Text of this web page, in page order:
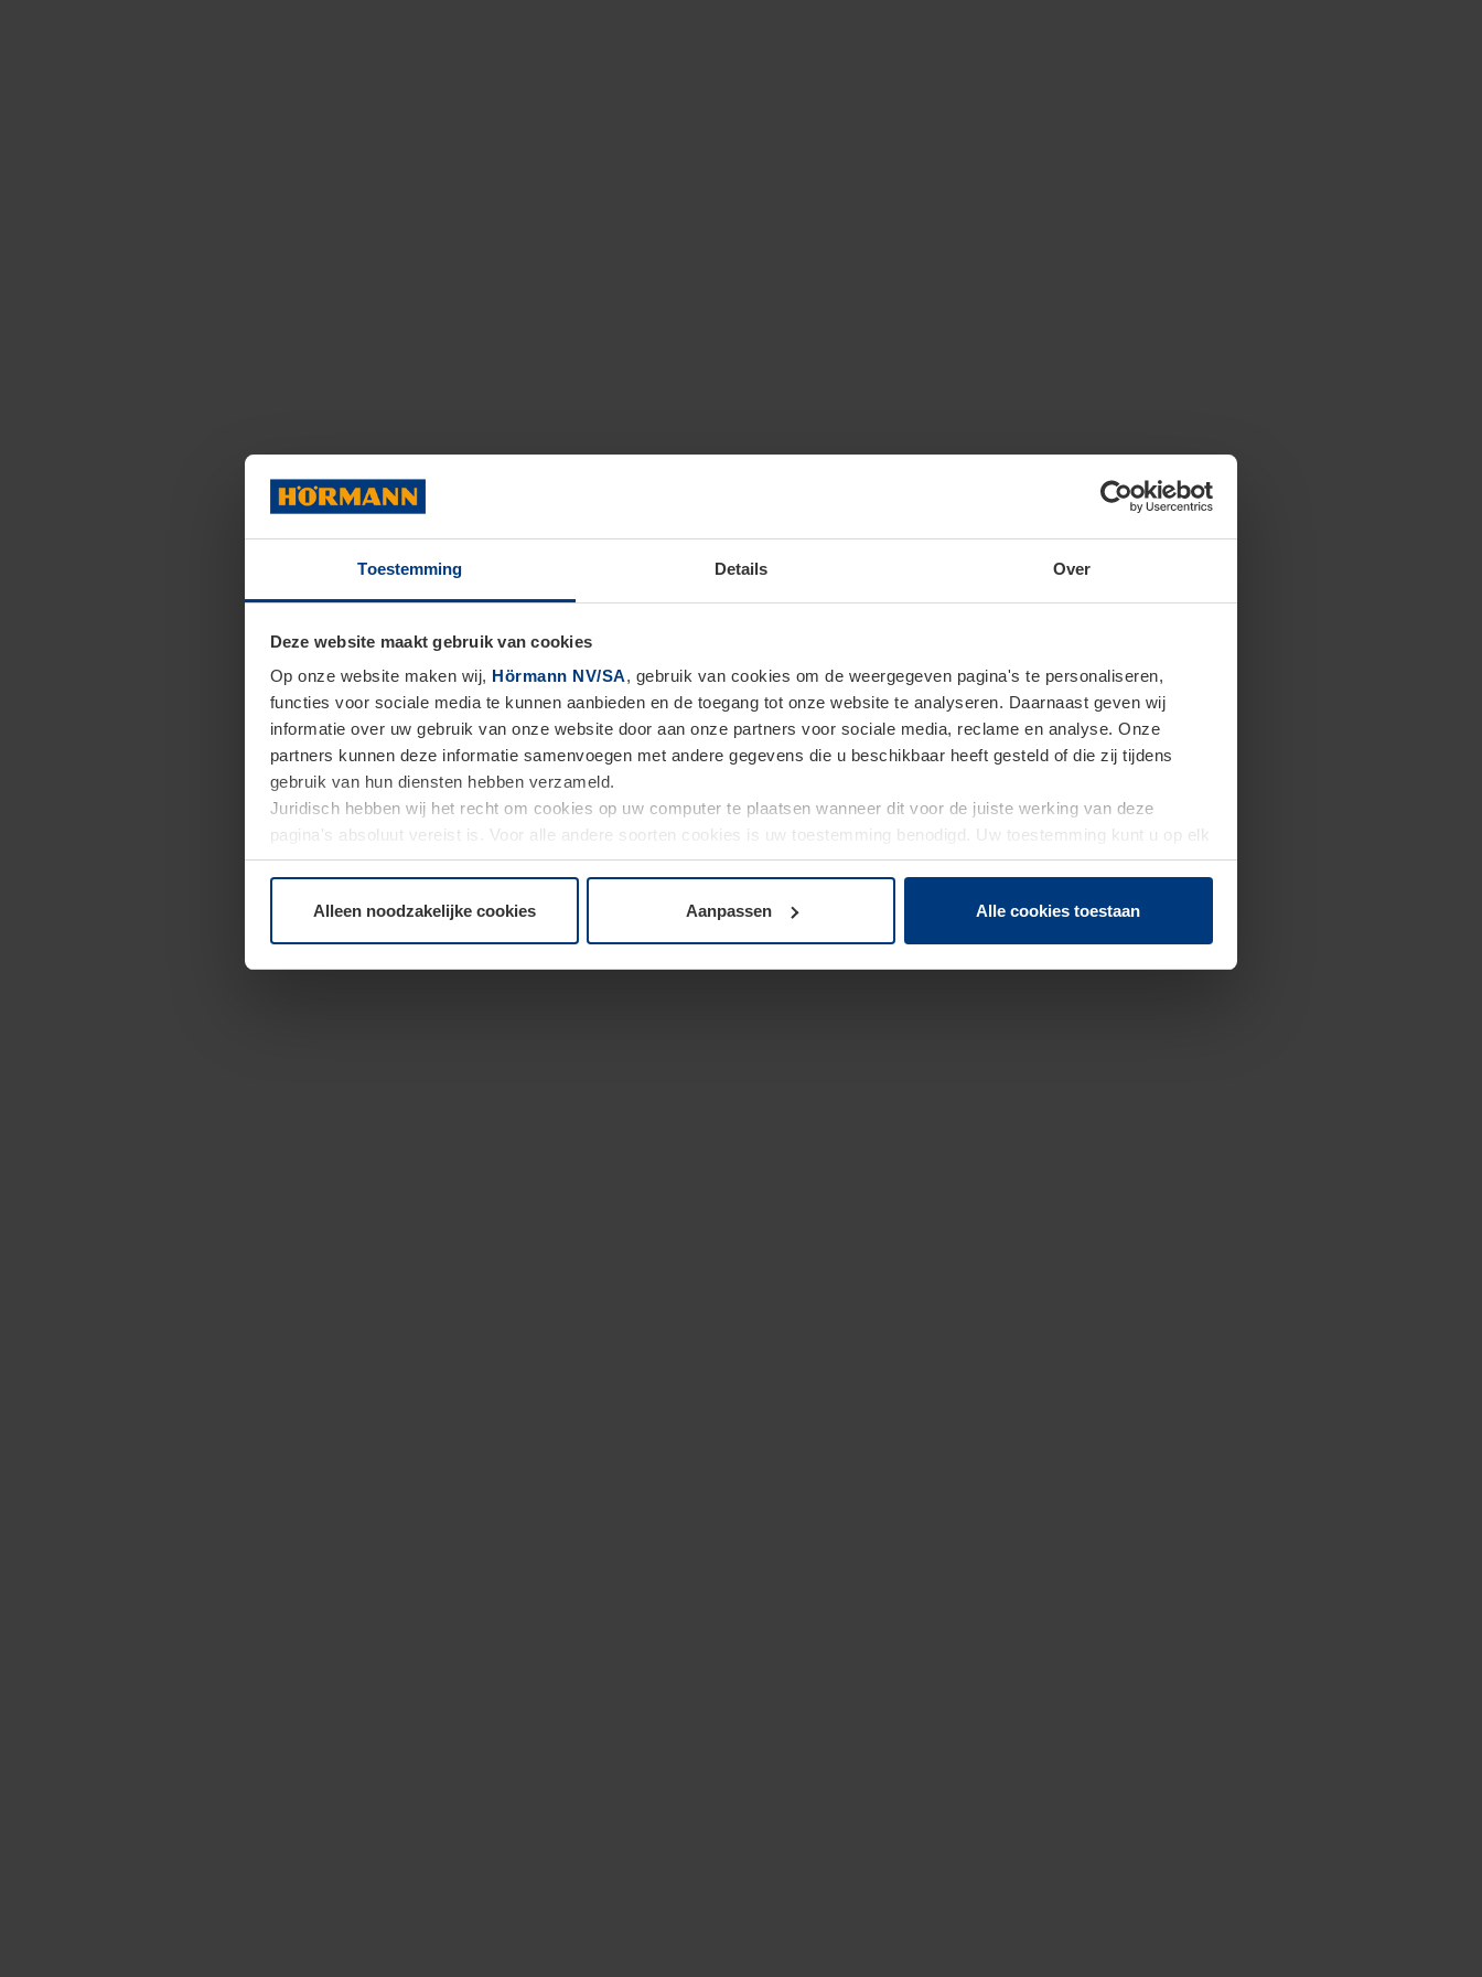
Toestemming Details Over
Deze website maakt gebruik van cookies
Op onze website maken wij, Hörmann NV/SA, gebruik van cookies om de weergegeven pagina's te personaliseren,
functies voor sociale media te kunnen aanbieden en de toegang tot onze website te analyseren. Daarnaast geven wij
informatie over uw gebruik van onze website door aan onze partners voor sociale media, reclame en analyse. Onze
partners kunnen deze informatie samenvoegen met andere gegevens die u beschikbaar heeft gesteld of die zij tijdens
gebruik van hun diensten hebben verzameld.
Juridisch hebben wij het recht om cookies op uw computer te plaatsen wanneer dit voor de juiste werking van deze
pagina's absoluut vereist is. Voor alle andere soorten cookies is uw toestemming benodigd. Uw toestemming kunt u op elk
moment bij de uitleg van de cookies op paginaPrivacyverklaringop onze website wijzigen of herroepen.
Alleen noodzakelijke cookies Aanpassen Alle cookies toestaan